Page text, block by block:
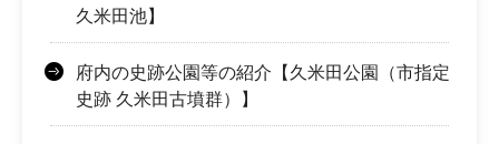
久米田池】
府内の史跡公園等の紹介【久米田公園（市指定
史跡 久米田古墳群）】